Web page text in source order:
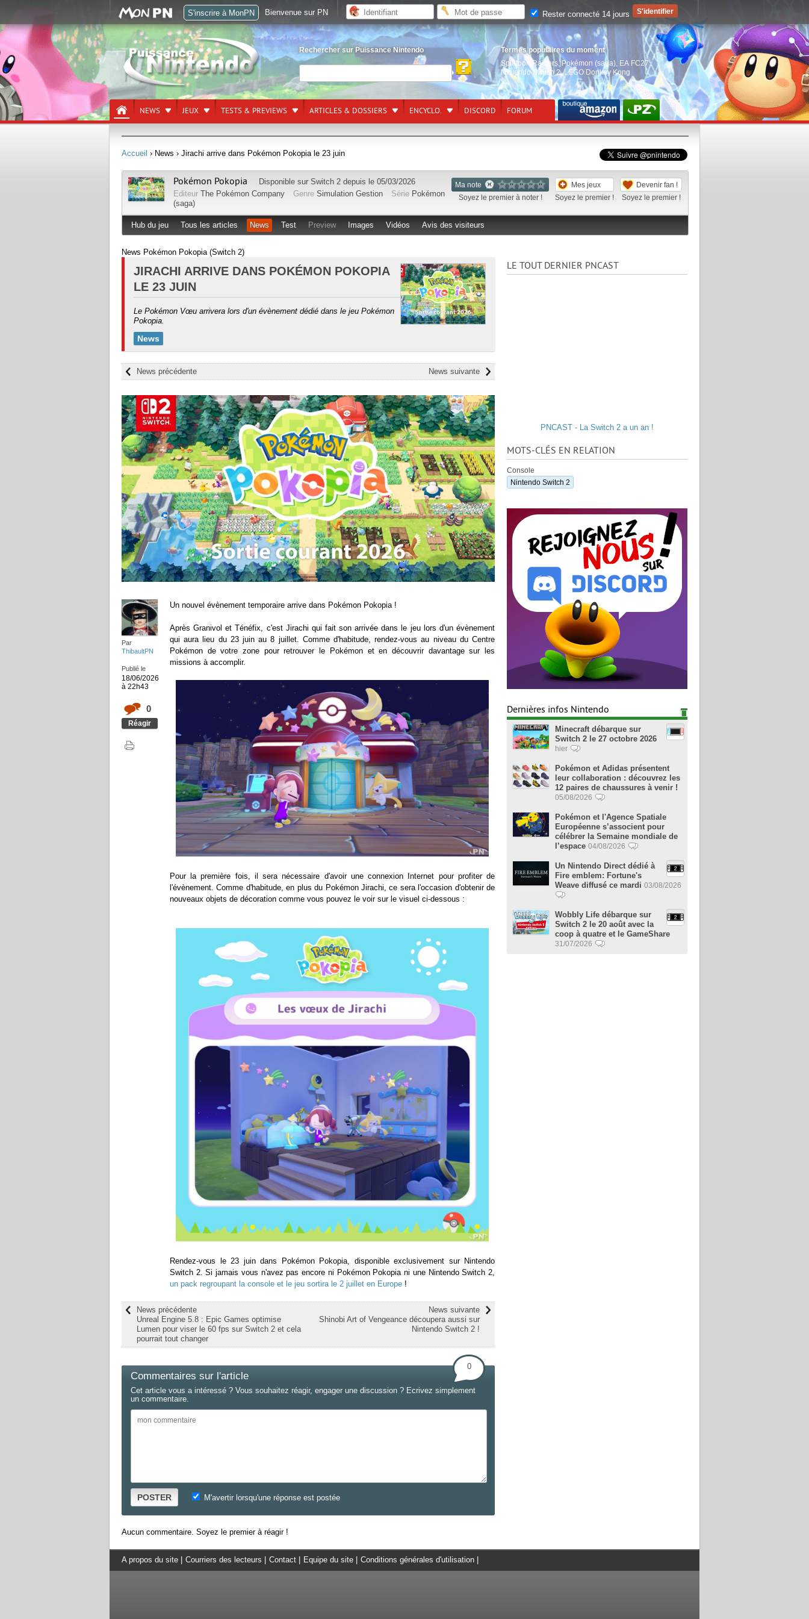
Rechercher sur Puissance Nintendo
Termes populaires du moment
Splatoon Raiders, Pokémon (saga) EA FC27,
Nintendo Switch 2,LEGO Donkey Kong
NEWS JEUX TESTS & PREVIEWS ARTICLES & DOSSIERS ENCYCLO. DISCORD FORUM
Accueil › News › Jirachi arrive dans Pokémon Pokopia le 23 juin
Ma note
Soyez le premier à noter !
Mes jeux
Soyez le premier !
Devenir fan !
Soyez le premier !
Pokémon Pokopia Disponible sur Switch 2 depuis le 05/03/2026
Editeur The Pokémon Company Genre Simulation Gestion Série Pokémon
(saga)
Hub du jeu Tous les articles News Test Preview Images Vidéos Avis des visiteurs
News Pokémon Pokopia (Switch 2)
JIRACHI ARRIVE DANS POKÉMON POKOPIA
LE 23 JUIN
Le Pokémon Vœu arrivera lors d'un évènement dédié dans le jeu Pokémon
Pokopia.
News
News suivante
News précédente
Par
ThibaultPN
Publié le
18/06/2026
à 22h43
0
Réagir
Un nouvel évènement temporaire arrive dans Pokémon Pokopia !
Après Granivol et Ténéfix, c'est Jirachi qui fait son arrivée dans le jeu lors d'un évènement
qui aura lieu du 23 juin au 8 juillet. Comme d'habitude, rendez-vous au niveau du Centre
Pokémon de votre zone pour retrouver le Pokémon et en découvrir davantage sur les
missions à accomplir.
Pour la première fois, il sera nécessaire d'avoir une connexion Internet pour profiter de
l'évènement. Comme d'habitude, en plus du Pokémon Jirachi, ce sera l'occasion d'obtenir de
nouveaux objets de décoration comme vous pouvez le voir sur le visuel ci-dessous :
Rendez-vous le 23 juin dans Pokémon Pokopia, disponible exclusivement sur Nintendo
Switch 2. Si jamais vous n'avez pas encore ni Pokémon Pokopia ni une Nintendo Switch 2,
un pack regroupant la console et le jeu sortira le 2 juillet en Europe !
News suivante
Shinobi Art of Vengeance découpera aussi sur
Nintendo Switch 2 !
News précédente
Unreal Engine 5.8 : Epic Games optimise
Lumen pour viser le 60 fps sur Switch 2 et cela
pourrait tout changer
Commentaires sur l'article
0
Cet article vous a intéressé ? Vous souhaitez réagir, engager une discussion ? Ecrivez simplement
un commentaire.
POSTER M'avertir lorsqu'une réponse est postée
Aucun commentaire. Soyez le premier à réagir !
LE TOUT DERNIER PNCAST
PNCAST - La Switch 2 a un an !
MOTS-CLÉS EN RELATION
Console
Nintendo Switch 2
Dernières infos Nintendo
Minecraft débarque sur
Switch 2 le 27 octobre 2026
hier
Pokémon et Adidas présentent
leur collaboration : découvrez les
12 paires de chaussures à venir !
05/08/2026
Pokémon et l'Agence Spatiale
Européenne s’associent pour
célébrer la Semaine mondiale de
l’espace 04/08/2026
Un Nintendo Direct dédié à
Fire emblem: Fortune's
Weave diffusé ce mardi 03/08/2026
Wobbly Life débarque sur
Switch 2 le 20 août avec la
coop à quatre et le GameShare
31/07/2026
A propos du site | Courriers des lecteurs | Contact | Equipe du site | Conditions générales d'utilisation |
S'inscrire à MonPN Bienvenue sur PN Rester connecté 14 jours